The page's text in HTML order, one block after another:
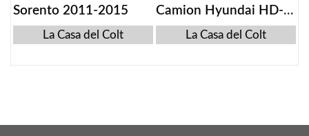
Sorento 2011-2015
La Casa del Colt
Camion Hyundai HD-
65
La Casa del Colt